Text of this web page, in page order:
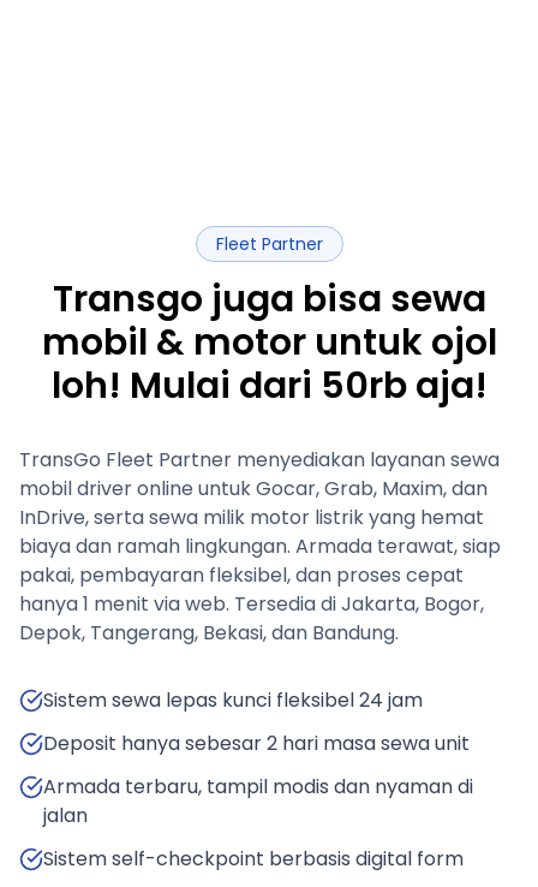
Fleet Partner
Transgo juga bisa sewa
mobil & motor untuk ojol
loh! Mulai dari 50rb aja!
TransGo Fleet Partner menyediakan layanan sewa
mobil driver online untuk Gocar, Grab, Maxim, dan
InDrive, serta sewa milik motor listrik yang hemat
biaya dan ramah lingkungan. Armada terawat, siap
pakai, pembayaran fleksibel, dan proses cepat
hanya 1 menit via web. Tersedia di Jakarta, Bogor,
Depok, Tangerang, Bekasi, dan Bandung.
Sistem sewa lepas kunci fleksibel 24 jam
Deposit hanya sebesar 2 hari masa sewa unit
Armada terbaru, tampil modis dan nyaman di
jalan
Sistem self-checkpoint berbasis digital form